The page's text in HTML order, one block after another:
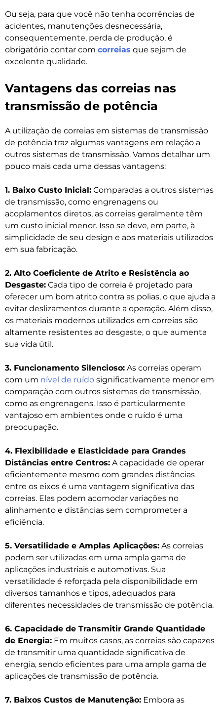
Ou seja, para que você não tenha ocorrências de
acidentes, manutenções desnecessária,
consequentemente, perda de produção, é
obrigatório contar com correias que sejam de
excelente qualidade.
Vantagens das correias nas
transmissão de potência
A utilização de correias em sistemas de transmissão
de potência traz algumas vantagens em relação a
outros sistemas de transmissão. Vamos detalhar um
pouco mais cada uma dessas vantagens:
1. Baixo Custo Inicial: Comparadas a outros sistemas
de transmissão, como engrenagens ou
acoplamentos diretos, as correias geralmente têm
um custo inicial menor. Isso se deve, em parte, à
simplicidade de seu design e aos materiais utilizados
em sua fabricação.
2. Alto Coeficiente de Atrito e Resistência ao
Desgaste: Cada tipo de correia é projetado para
oferecer um bom atrito contra as polias, o que ajuda a
evitar deslizamentos durante a operação. Além disso,
os materiais modernos utilizados em correias são
altamente resistentes ao desgaste, o que aumenta
sua vida útil.
3. Funcionamento Silencioso: As correias operam
com um nível de ruído significativamente menor em
comparação com outros sistemas de transmissão,
como as engrenagens. Isso é particularmente
vantajoso em ambientes onde o ruído é uma
preocupação.
4. Flexibilidade e Elasticidade para Grandes
Distâncias entre Centros: A capacidade de operar
eficientemente mesmo com grandes distâncias
entre os eixos é uma vantagem significativa das
correias. Elas podem acomodar variações no
alinhamento e distâncias sem comprometer a
eficiência.
5. Versatilidade e Amplas Aplicações: As correias
podem ser utilizadas em uma ampla gama de
aplicações industriais e automotivas. Sua
versatilidade é reforçada pela disponibilidade em
diversos tamanhos e tipos, adequados para
diferentes necessidades de transmissão de potência.
6. Capacidade de Transmitir Grande Quantidade
de Energia: Em muitos casos, as correias são capazes
de transmitir uma quantidade significativa de
energia, sendo eficientes para uma ampla gama de
aplicações de transmissão de potência.
7. Baixos Custos de Manutenção: Embora as